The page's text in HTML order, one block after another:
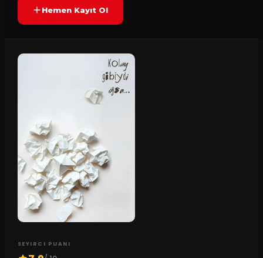
Hemen Kayıt Ol
SEYIRCI PUANI